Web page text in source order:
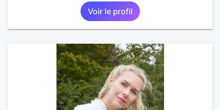
Voir le profil